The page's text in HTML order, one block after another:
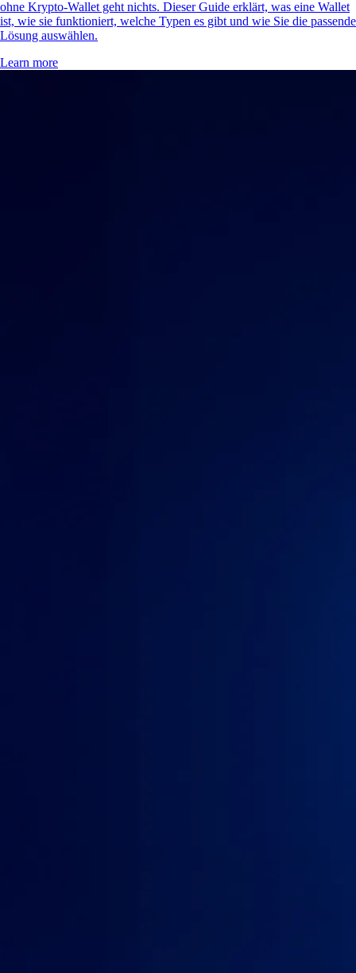
ohne Krypto-Wallet geht nichts. Dieser Guide erklärt, was eine Wallet
ist, wie sie funktioniert, welche Typen es gibt und wie Sie die passende
Lösung auswählen.
Learn more